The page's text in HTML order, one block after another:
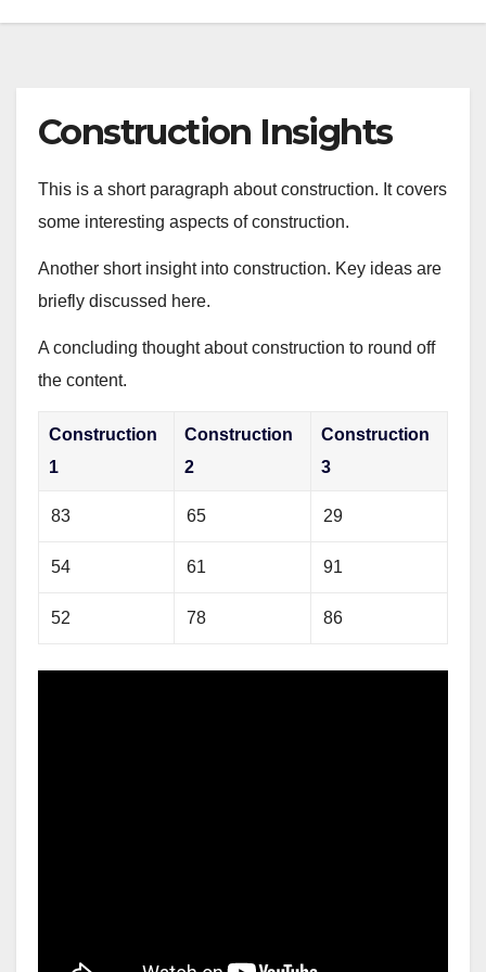
Construction Insights
This is a short paragraph about construction. It covers
some interesting aspects of construction.
Another short insight into construction. Key ideas are
briefly discussed here.
A concluding thought about construction to round off
the content.
Construction
1
Construction
2
Construction
3
83 65 29
54 61 91
52 78 86